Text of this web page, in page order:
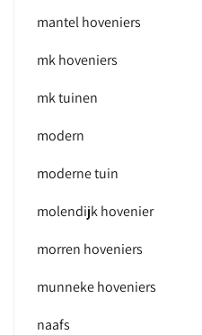
mantel hoveniers
mk hoveniers
mk tuinen
modern
moderne tuin
molendijk hovenier
morren hoveniers
munneke hoveniers
naafs